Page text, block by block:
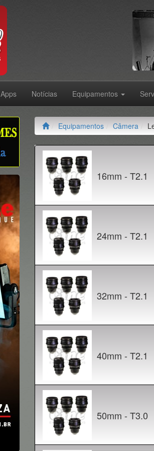
Apps Notícias Equipamentos
Equipamentos Câmera
16mm - T2.1
24mm - T2.1
32mm - T2.1
40mm - T2.1
50mm - T3.0